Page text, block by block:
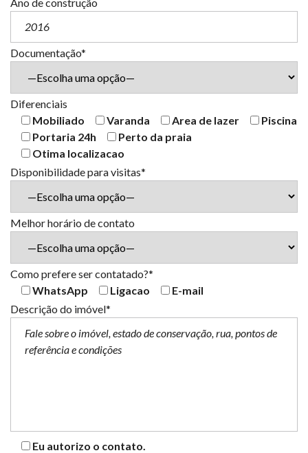
Documentação*
Diferenciais
Mobiliado
Varanda Area de lazer
Piscina
Portaria 24h
Perto da praia
Otima localizacao
Disponibilidade para visitas*
Melhor horário de contato
Como prefere ser contatado?*
WhatsApp
Ligacao
E-mail
Descrição do imóvel*
Eu autorizo o contato.